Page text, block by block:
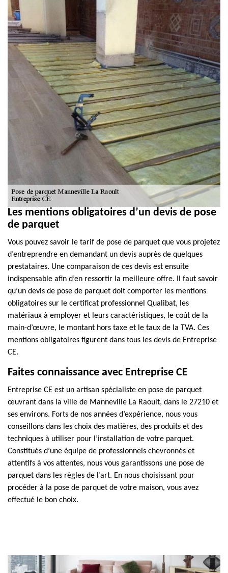
Les mentions obligatoires d’un devis de pose
de parquet
Vous pouvez savoir le tarif de pose de parquet que vous projetez
d’entreprendre en demandant un devis auprès de quelques
prestataires. Une comparaison de ces devis est ensuite
indispensable afin d’en ressortir la meilleure offre. Il faut savoir
qu’un devis de pose de parquet doit comporter les mentions
obligatoires sur le certificat professionnel Qualibat, les
matériaux à employer et leurs caractéristiques, le coût de la
main-d’œuvre, le montant hors taxe et le taux de la TVA. Ces
mentions obligatoires figurent dans tous les devis de Entreprise
CE.
Faites connaissance avec Entreprise CE
Entreprise CE est un artisan spécialiste en pose de parquet
œuvrant dans la ville de Manneville La Raoult, dans le 27210 et
ses environs. Forts de nos années d’expérience, nous vous
conseillons dans les choix des matières, des produits et des
techniques à utiliser pour l’installation de votre parquet.
Constitués d’une équipe de professionnels chevronnés et
attentifs à vos attentes, nous vous garantissons une pose de
parquet dans les règles de l’art. En nous choisissant pour
procéder à la pose de parquet de votre maison, vous avez
effectué le bon choix.